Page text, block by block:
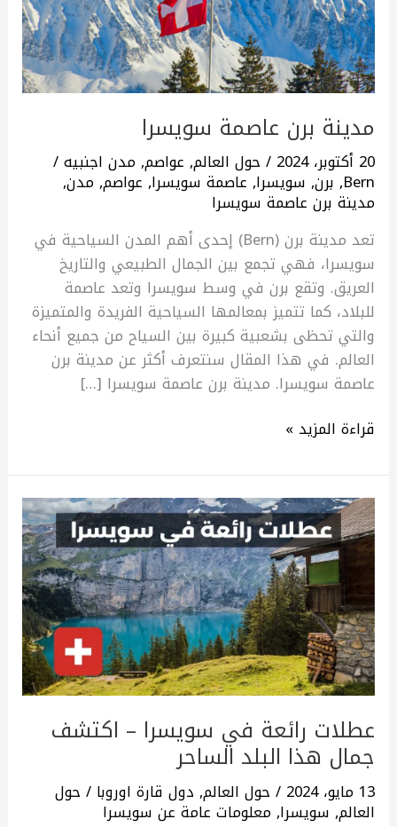
مدينة برن عاصمة سويسرا
20 أكتوبر، 2024 / حول العالم, عواصم, مدن اجنبيه/
Bern
, برن, سويسرا, عاصمة سويسرا, عواصم, مدن,
مدينة برن عاصمة سويسرا
تعد مدينة برن (Bern) إحدى أهم المدن السياحية في
سويسرا، فهي تجمع بين الجمال الطبيعي والتاريخ
العريق. وتقع برن في وسط سويسرا وتعد عاصمة
للبلاد، كما تتميز بمعالمها السياحية الفريدة والمتميزة
والتي تحظى بشعبية كبيرة بين السياح من جميع أنحاء
العالم. في هذا المقال سنتعرف أكثر عن مدينة برن
عاصمة سويسرا. مدينة برن عاصمة سويسرا […]
قراءة المزيد »
عطلات رائعة في سويسرا – اكتشف
جمال هذا البلد الساحر
13 مايو، 2024 / حول العالم, دول قارة اوروبا / حول
العالم, سويسرا, معلومات عامة عن سويسرا
عطلات
رائعة
في
سويسرا
–
اكتشف
جمال
هذا
البلد
الساحر